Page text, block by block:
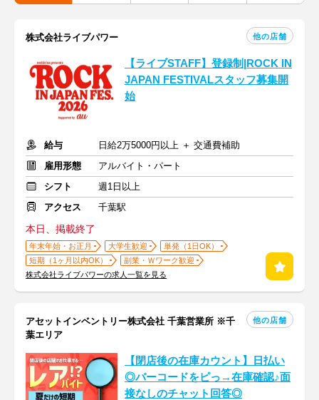
株式会社ライブパワー 他の店舗
【ライブSTAFF】登録制|ROCK IN
JAPAN FESTIVALスタッフ募集開
始
給与
日給2万5000円以上 ＋ 交通費補助
雇用形態
アルバイト・パート
シフト
週1日以上
アクセス
千葉駅
本日、掲載終了
年末年始・お正月 大学生歓迎
単発（1日OK）
短期（1ヶ月以内OK）
副業・Ｗワーク歓迎
株式会社ライブパワーの求人一覧を見る
アセットインベントリー株式会社 千葉営業所 ※千
葉エリア
他の店舗
【閉店後の在庫カウント】日払い
◎バーコードをピっ→在庫確認♪面
接なしのチャット回答◎